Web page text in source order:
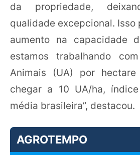
da propriedade,
qualidade excepcional. Isso
aumento na capacidade
estamos trabalhando
Animais (UA) por
chegar a 10 UA/ha,
média brasileira”, destacou.
AGROTEMPO